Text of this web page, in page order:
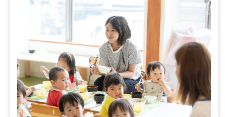
活動をしたい栄養士には最高の環境で